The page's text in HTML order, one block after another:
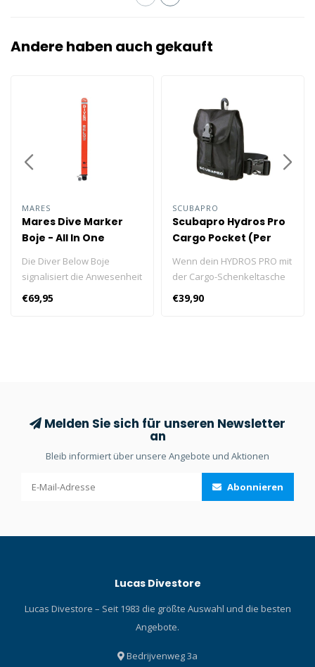
Andere haben auch gekauft
MARES
Mares Dive Marker
Boje - All In One
Die Diver Below Boje
signalisiert die Anwesenheit
des Tauchers während des
Tauchgangs. Dank seiner
€69,95
SCUBAPRO
Scubapro Hydros Pro
Cargo Pocket (Per
Stück)
Wenn dein HYDROS PRO mit
der Cargo-Schenkeltasche
ausgerüstet ist, erhältst du
viel Tragekapazität mit
€39,90
Melden Sie sich für unseren Newsletter
an
Bleib informiert über unsere Angebote und Aktionen
Abonnieren
Lucas Divestore
Lucas Divestore – Seit 1983 die größte Auswahl und die besten
Angebote.
Bedrijvenweg 3a